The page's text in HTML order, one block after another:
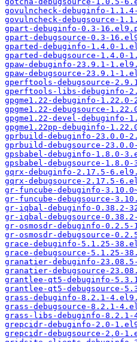
govulncheck-debuginfo-
govulncheck-debugsource-
gpart-debuginfo-0.3-
gpart-debugsource-0.3-
gparted-debuginfo-1.4.0-
gparted-debugsource-1.4.0-
gpaw-debuginfo-23.9.1-
gpaw-debugsource-23.9.1-
gperftools-debugsource-
gperftools-libs-debuginfo-
gpgme1.22-debuginfo-
gpgme1.22-debugsource-
gpgme1.22-devel-
gpgme1.22pp-debuginfo-
gprbuild-debuginfo-23.0.0-
gprbuild-debugsource-
gpsbabel-debuginfo-1.8.0-
gpsbabel-debugsource-
gqrx-debuginfo-2.17.5-
gqrx-debugsource-2.17.5-
gr-funcube-debuginfo-
gr-funcube-debugsource-
gr-iqbal-debuginfo-0.38.2-
gr-iqbal-debugsource-
gr-osmosdr-debuginfo-
gr-osmosdr-debugsource-
grace-debuginfo-5.1.25-
grace-debugsource-5.1.25-
granatier-debuginfo-
granatier-debugsource-
grantlee-qt5-debuginfo-
grantlee-qt5-debugsource-
grass-debuginfo-8.2.1-
grass-debugsource-8.2.1-
grass-libs-debuginfo-8.2.1-
grepcidr-debuginfo-2.0-
grepcidr-debugsource-2.0-